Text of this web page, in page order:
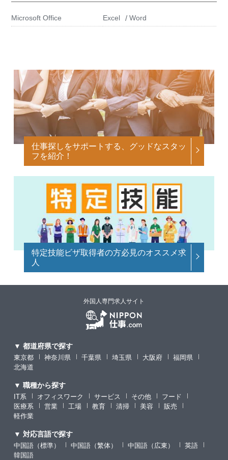
Microsoft Office Excel Word
仕事探しをサポートする、グッドなスタッ
フを紹介！
特定技能ビザ取得者の方必見のオススメ求
人
外国人専門求人サイト
▼ 都道府県で探す
東京都 神奈川県 千葉県 埼玉県 大阪府
福岡県
北海道
▼ 職種から探す
IT系 オフィスワーク サービス その他
フード
医療系
営業 工場 教育 清掃 美容
販売
軽作業
▼ 対応言語で探す
中国語（標準） 中国語（繁体） 中国語（広東）
英語
韓国語